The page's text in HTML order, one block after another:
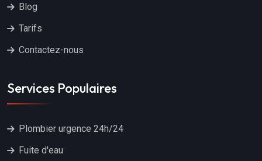
Blog
Tarifs
Contactez-nous
Services Populaires
Plombier urgence 24h/24
Fuite d'eau